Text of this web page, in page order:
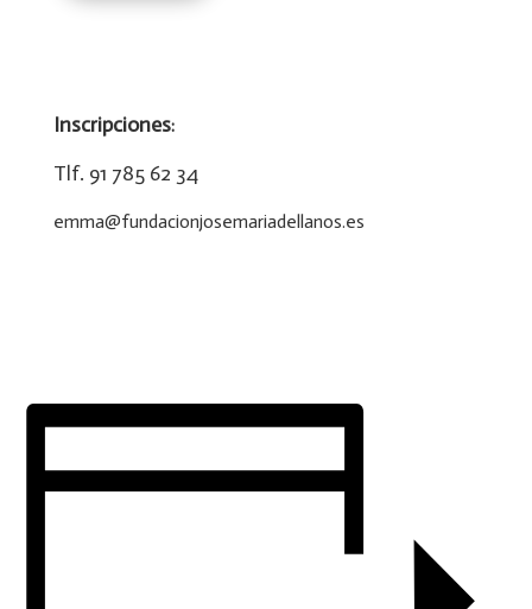
Inscripciones:
Tlf. 91 785 62 34
emma@fundacionjosemariadellanos.es